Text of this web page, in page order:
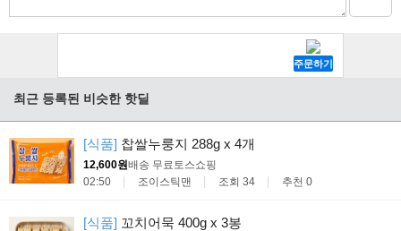
최근 등록된 비슷한 핫딜
[식품] 찹쌀누룽지 288g x 4개
12,600원배송 무료 토스쇼핑
02:50
조이스틱맨 조회 34 추천 0
[식품] 꼬치어묵 400g x 3봉